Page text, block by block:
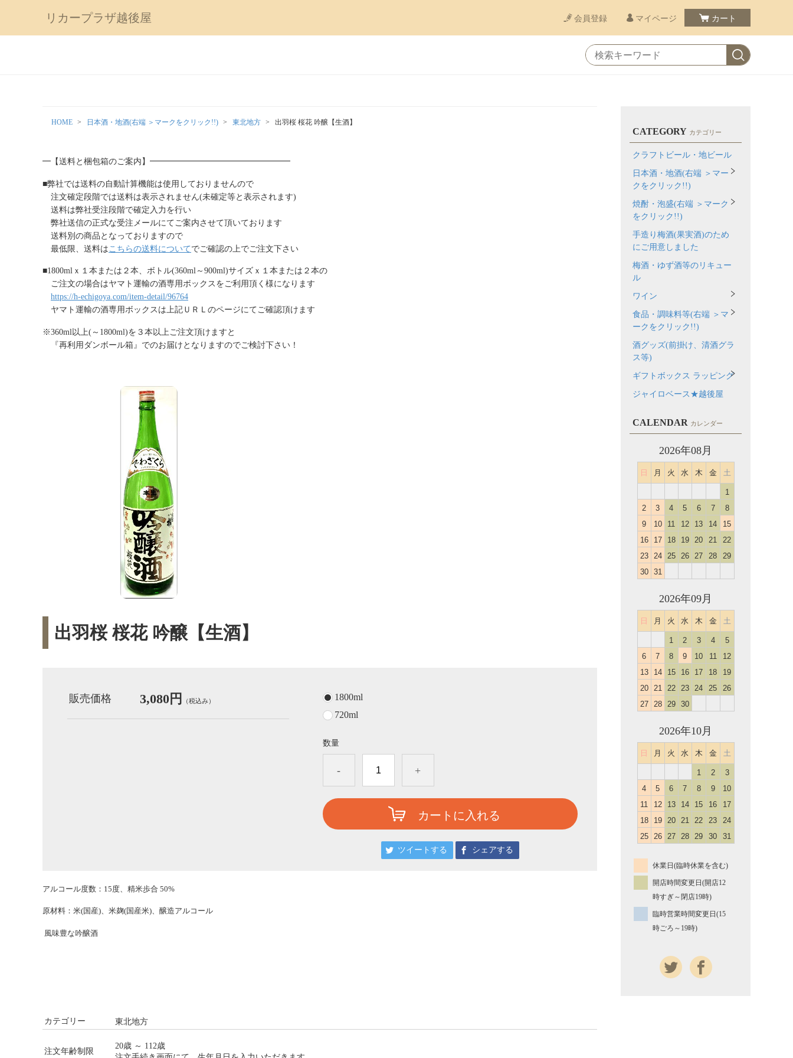
リカープラザ越後屋 会員登録 マイページ カート
HOME 日本酒・地酒(右端 ＞マークをクリック!!) 東北地方 出羽桜 桜花 吟醸【生酒】
━【送料と梱包箱のご案内】━━━━━━━━━━━━━━━━━
■弊社では送料の自動計算機能は使用しておりませんので
注文確定段階では送料は表示されません(未確定等と表示されます)
送料は弊社受注段階で確定入力を行い
弊社送信の正式な受注メールにてご案内させて頂いております
送料別の商品となっておりますので
最低限、送料は こちらの送料について でご確認の上でご注文下さい
■1800mlｘ１本または２本、ボトル(360ml～900ml)サイズｘ１本または２本の
ご注文の場合はヤマト運輸の酒専用ボックスをご利用頂く様になります
https://h-echigoya.com/item-detail/96764
ヤマト運輸の酒専用ボックスは上記ＵＲＬのページにてご確認頂けます
※360ml以上(～1800ml)を３本以上ご注文頂けますと
『再利用ダンボール箱』でのお届けとなりますのでご検討下さい！
出羽桜 桜花 吟醸【生酒】
販売価格 3,080円 （税込み）
1800ml
720ml
数量
- +
カートに入れる
ツイートする シェアする
アルコール度数：15度、精米歩合 50%
原材料：米(国産)、米麹(国産米)、醸造アルコール
風味豊な吟醸酒
カテゴリー 東北地方
注文年齢制限
20歳 ～ 112歳
CATEGORY カテゴリー
クラフトビール・地ビール
日本酒・地酒(右端 ＞マー
クをクリック!!)
焼酎・泡盛(右端 ＞マーク
をクリック!!)
手造り梅酒(果実酒)のため
にご用意しました
梅酒・ゆず酒等のリキュー
ル
ワイン
食品・調味料等(右端 ＞マ
ークをクリック!!)
酒グッズ(前掛け、清酒グラ
ス等)
ギフトボックス ラッピング
ジャイロベース★越後屋
CALENDAR カレンダー
2026年08月
日 月 火 水 木 金 土
1
2
3 4 5 6 7
8
9
10 11 12 13 14
15
16
17 18 19 20 21
22
23
24 25 26 27 28
29
30
31
2026年09月
日 月 火 水 木 金 土
1 2 3 4
5
6
7 8 9 10 11
12
13
14 15 16 17 18
19
20
21 22 23 24 25
26
27
28 29 30
2026年10月
日 月 火 水 木 金 土
1 2
3
4
5 6 7 8 9
10
11
12 13 14 15 16
17
18
19 20 21 22 23
24
25
26 27 28 29 30 31
休業日(臨時休業を含む)
開店時間変更日(開店12
時すぎ～閉店19時)
臨時営業時間変更日(15
時ごろ～19時)